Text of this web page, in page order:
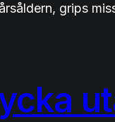
grips